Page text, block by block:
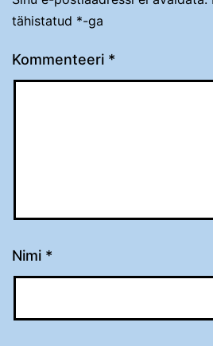
tähistatud *-ga
Kommenteeri *
Nimi *